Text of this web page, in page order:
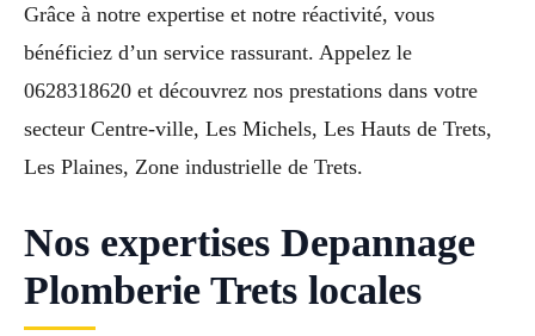
Grâce à notre expertise et notre réactivité, vous
bénéficiez d’un service rassurant. Appelez le
0628318620 et découvrez nos prestations dans votre
secteur Centre-ville, Les Michels, Les Hauts de Trets,
Les Plaines, Zone industrielle de Trets.
Nos expertises Depannage
Plomberie Trets locales